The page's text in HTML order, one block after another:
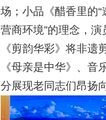
场；小品《醋香里的
营商环境”的理念，
《剪韵华彩》将非
《母亲是中华》、
分展现老同志们昂扬